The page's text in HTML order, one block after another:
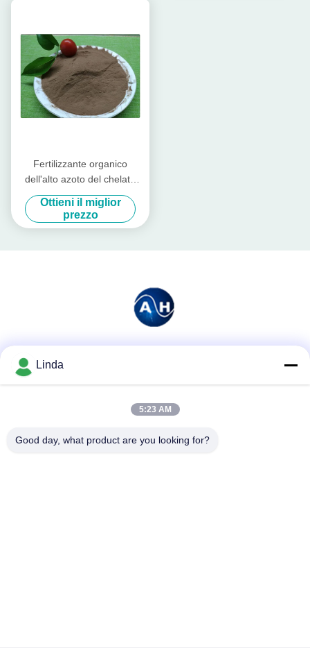
Fertilizzante organico
dell'alto azoto del chelato
dell'aminoacido del
molibdeno per gli alberi da
frutto
Ottieni il miglior
prezzo
Linda
5:23 AM
Good day, what product are you looking for?